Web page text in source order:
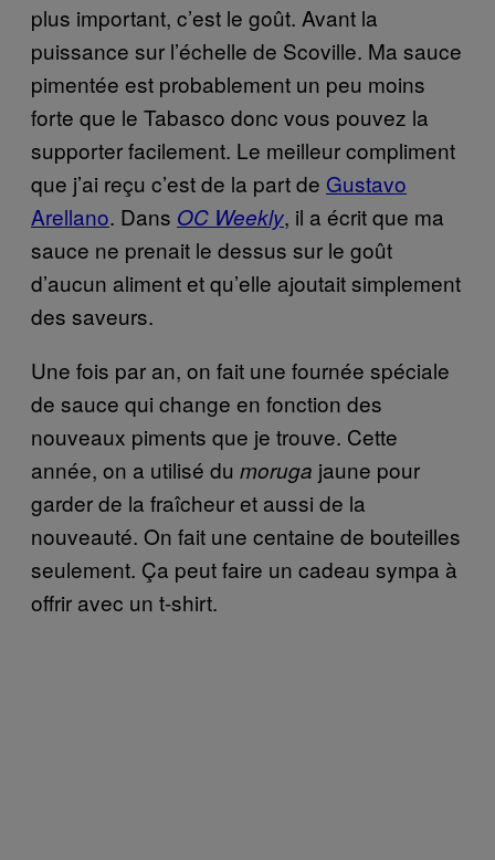
plus important, c’est le goût. Avant la
puissance sur l’échelle de Scoville. Ma sauce
pimentée est probablement un peu moins
forte que le Tabasco donc vous pouvez la
supporter facilement. Le meilleur compliment
que j’ai reçu c’est de la part de Gustavo
Arellano. Dans OC Weekly, il a écrit que ma
sauce ne prenait le dessus sur le goût
d’aucun aliment et qu’elle ajoutait simplement
des saveurs.
Une fois par an, on fait une fournée spéciale
de sauce qui change en fonction des
nouveaux piments que je trouve. Cette
année, on a utilisé du moruga jaune pour
garder de la fraîcheur et aussi de la
nouveauté. On fait une centaine de bouteilles
seulement. Ça peut faire un cadeau sympa à
offrir avec un t-shirt.